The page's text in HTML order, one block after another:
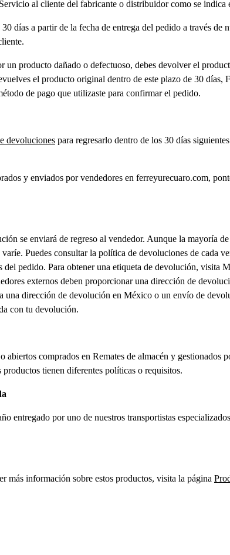
al cliente del fabricante o distribuidor como se indica
días a partir de la fecha de entrega del pedido a través de
un producto dañado o defectuoso, debes devolver el
el producto original dentro de este plazo de 30 días,
de pago que utilizaste para confirmar el pedido.
devoluciones para regresarlo dentro de los 30 días
y enviados por vendedores en ferreyurecuaro.com,
se enviará de regreso al vendedor. Aunque la mayoría
Puedes consultar la política de devoluciones de cada
pedido. Para obtener una etiqueta de devolución, visita
externos deben proporcionar una dirección de
dirección de devolución en México o un envío de
con tu devolución.
abiertos comprados en Remates de almacén y
tienen diferentes políticas o requisitos.
entregado por uno de nuestros transportistas
más información sobre estos productos, visita la página